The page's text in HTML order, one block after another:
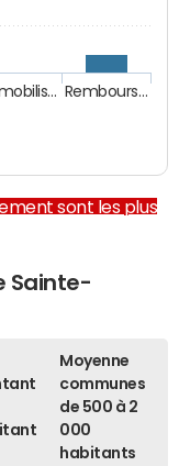
Rembours…
sont les plus
Sainte-
Moyenne
communes
de 500 à 2
000
habitants